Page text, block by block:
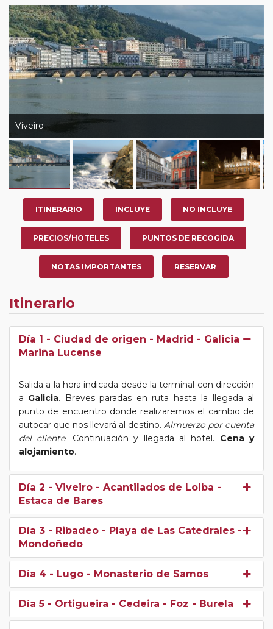
Viveiro
ITINERARIO INCLUYE NO INCLUYE
PRECIOS/HOTELES PUNTOS DE RECOGIDA
NOTAS IMPORTANTES RESERVAR
Itinerario
Día 1 - Ciudad de origen - Madrid - Galicia
Mariña Lucense
Salida a la hora indicada desde la terminal con dirección
a Galicia. Breves paradas en ruta hasta la llegada al
punto de encuentro donde realizaremos el cambio de
autocar que nos llevará al destino. Almuerzo por cuenta
del cliente. Continuación y llegada al hotel. Cena y
alojamiento.
Día 2 - Viveiro - Acantilados de Loiba -
Estaca de Bares
Día 3 - Ribadeo - Playa de Las Catedrales -
Mondoñedo
Día 4 - Lugo - Monasterio de Samos
Día 5 - Ortigueira - Cedeira - Foz - Burela